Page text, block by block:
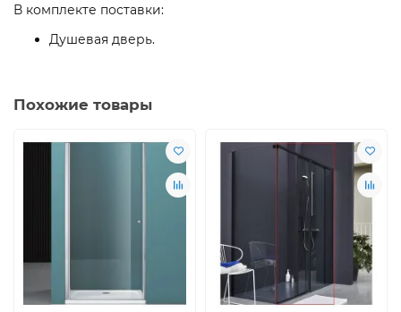
В комплекте поставки:
Душевая дверь.
Похожие товары